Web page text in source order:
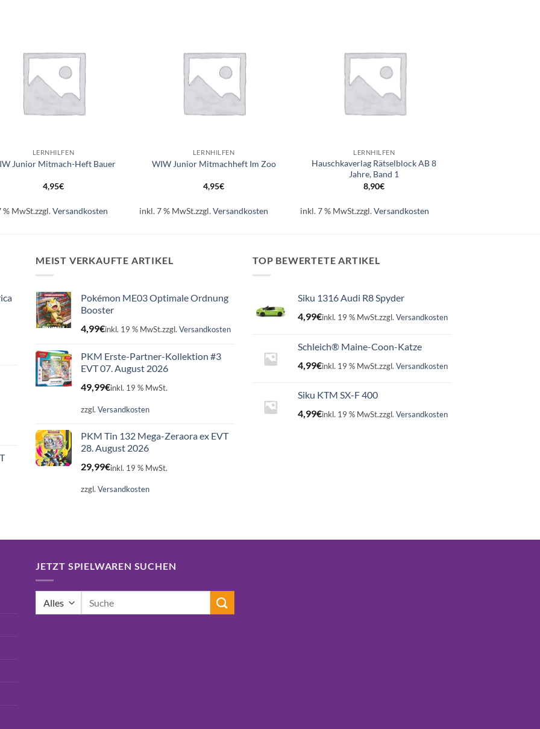
LERNHILFEN
Junior Mitmach-Heft Bauer
4,95€
% MwSt.zzgl.Versandkosten
LERNHILFEN
WIW Junior Mitmachheft Im Zoo
4,95€
inkl. 7 % MwSt.zzgl.Versandkosten
LERNHILFEN
Hauschkaverlag Rätselblock AB 8
Jahre, Band 1
8,90€
inkl. 7 % MwSt.zzgl.Versandkosten
MEIST VERKAUFTE ARTIKEL
Pokémon ME03 Optimale Ordnung
Booster
4,99€inkl. 19 % MwSt.zzgl. Versandkosten
PKM Erste-Partner-Kollektion #3
EVT 07. August 2026
49,99€inkl. 19 % MwSt.
zzgl. Versandkosten
PKM Tin 132 Mega-Zeraora ex EVT
28. August 2026
29,99€inkl. 19 % MwSt.
zzgl. Versandkosten
TOP BEWERTETE ARTIKEL
Siku 1316 Audi R8 Spyder
4,99€inkl. 19 % MwSt.zzgl. Versandkosten
Schleich® Maine-Coon-Katze
4,99€inkl. 19 % MwSt.zzgl. Versandkosten
Siku KTM SX-F 400
4,99€inkl. 19 % MwSt.zzgl. Versandkosten
JETZT SPIELWAREN SUCHEN